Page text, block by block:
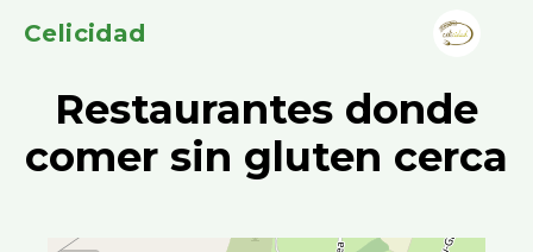
Celicidad
Restaurantes donde
comer sin gluten cerca